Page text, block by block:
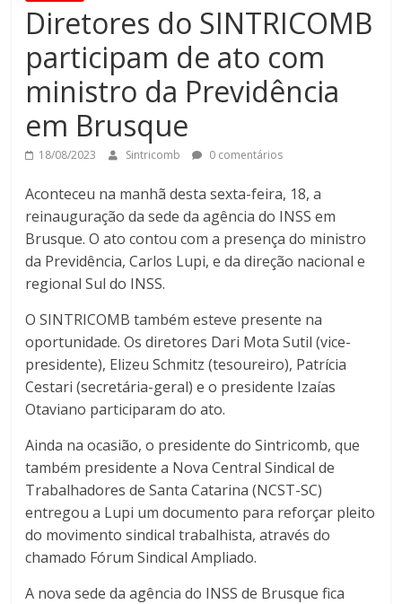
Diretores do SINTRICOMB
participam de ato com
ministro da Previdência
em Brusque
18/08/2023 Sintricomb 0 comentários
Aconteceu na manhã desta sexta-feira, 18, a
reinauguração da sede da agência do INSS em
Brusque. O ato contou com a presença do ministro
da Previdência, Carlos Lupi, e da direção nacional e
regional Sul do INSS.
O SINTRICOMB também esteve presente na
oportunidade. Os diretores Dari Mota Sutil (vice-
presidente), Elizeu Schmitz (tesoureiro), Patrícia
Cestari (secretária-geral) e o presidente Izaías
Otaviano participaram do ato.
Ainda na ocasião, o presidente do Sintricomb, que
também presidente a Nova Central Sindical de
Trabalhadores de Santa Catarina (NCST-SC)
entregou a Lupi um documento para reforçar pleito
do movimento sindical trabalhista, através do
chamado Fórum Sindical Ampliado.
A nova sede da agência do INSS de Brusque fica